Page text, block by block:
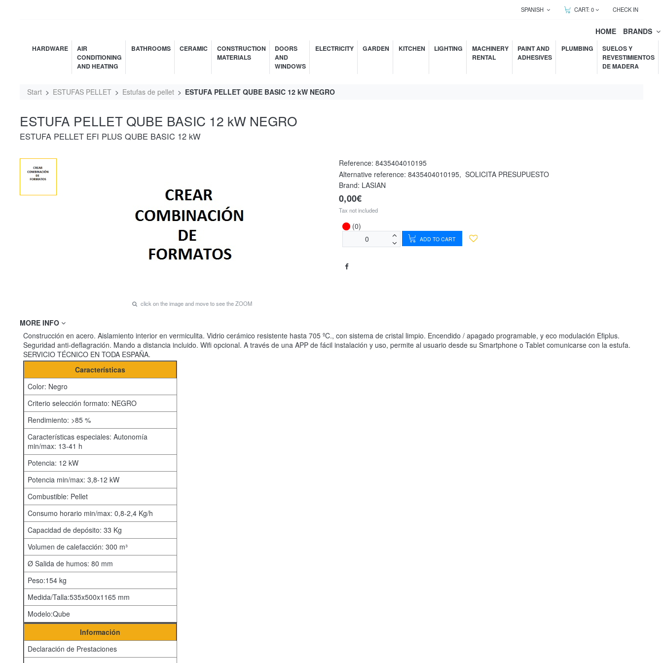
SPANISH CART:0 CHECK IN
HOME BRANDS
HARDWARE
AIR
CONDITIONING
AND HEATING
BATHROOMS CERAMIC
CONSTRUCTION
MATERIALS
DOORS
AND
WINDOWS
ELECTRICITY GARDEN KITCHEN LIGHTING
MACHINERY
RENTAL
PAINT AND
ADHESIVES
PLUMBING
SUELOS Y
REVESTIMIENTOS
DE MADERA
Start ESTUFAS PELLET Estufas de pellet ESTUFA PELLET QUBE BASIC 12 kW NEGRO
ESTUFA PELLET QUBE BASIC 12 kW NEGRO
ESTUFA PELLET EFI PLUS QUBE BASIC 12 kW
click on the image and move to see the ZOOM
Reference: 8435404010195
Alternative reference: 8435404010195, SOLICITA PRESUPUESTO
Brand: LASIAN
0,00€
Tax not included
(0)
ADD TO CART
MORE INFO
Construcción en acero. Aislamiento interior en vermiculita. Vidrio cerámico resistente hasta 705 ºC., con sistema de cristal limpio. Encendido / apagado programable, y eco modulación Efiplus.
Seguridad anti-deflagración. Mando a distancia incluido. Wifi opcional. A través de una APP de fácil instalación y uso, permite al usuario desde su Smartphone o Tablet comunicarse con la estufa.
SERVICIO TÉCNICO EN TODA ESPAÑA.
Características
Color: Negro
Criterio selección formato: NEGRO
Rendimiento: >85 %
Características especiales: Autonomía
min/max: 13-41 h
Potencia: 12 kW
Potencia min/max: 3,8-12 kW
Combustible: Pellet
Consumo horario min/max: 0,8-2,4 Kg/h
Capacidad de depósito: 33 Kg
Volumen de calefacción: 300 m³
Ø Salida de humos: 80 mm
Peso:154 kg
Medida/Talla:535x500x1165 mm
Modelo:Qube
Información
Declaración de Prestaciones